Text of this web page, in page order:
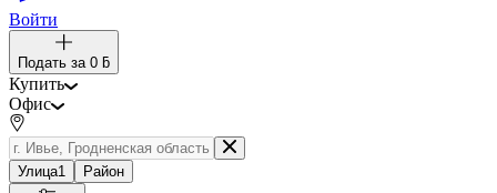
Войти
Подать за 0 ƃ
Купить
Офис
Улица1 Район